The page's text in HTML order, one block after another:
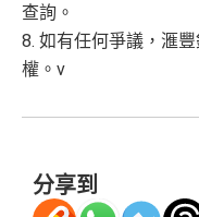
查詢。
8. 如有任何爭議，滙
權。v
分享到